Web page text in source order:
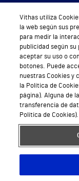
Política
Aviso Legal Política de
Vithas utiliza
la web según sus
para medir la
publicidad según
aceptar su uso o
botones. Puede
nuestras Cookies y
la Política de
página). Alguna de
transferencia de
Política de Cookies).